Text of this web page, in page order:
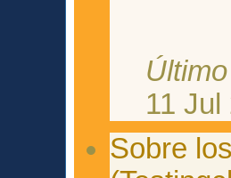
11 Jul
Sobre